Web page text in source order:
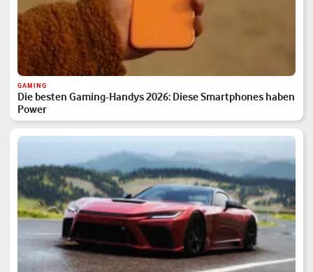
GAMING
Die besten Gaming-Handys 2026: Diese Smartphones haben
Power